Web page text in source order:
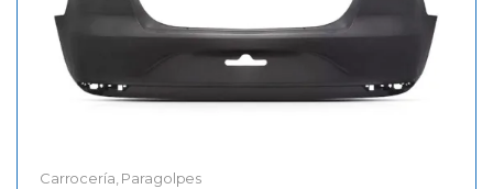
Carrocería Paragolpes